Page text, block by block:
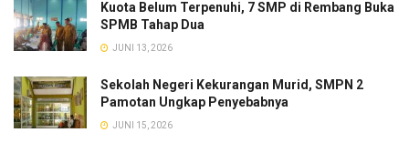
Kuota Belum Terpenuhi, 7 SMP di Rembang Buka
SPMB Tahap Dua
JUNI 13, 2026
Sekolah Negeri Kekurangan Murid, SMPN 2
Pamotan Ungkap Penyebabnya
JUNI 15, 2026